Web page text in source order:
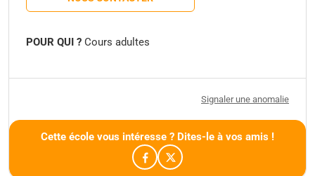
POUR QUI ? Cours adultes
Signaler une anomalie
Cette école vous intéresse ? Dites-le à vos amis !